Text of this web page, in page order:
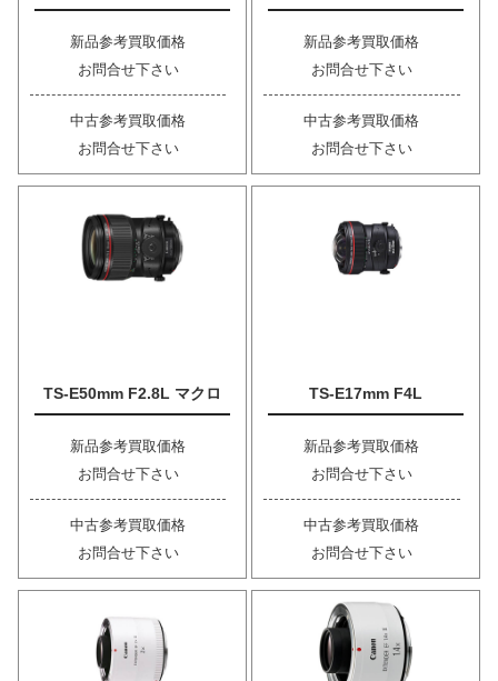
新品参考買取価格
お問合せ下さい
中古参考買取価格
お問合せ下さい
新品参考買取価格
お問合せ下さい
中古参考買取価格
お問合せ下さい
TS-E50mm F2.8L マクロ
新品参考買取価格
お問合せ下さい
中古参考買取価格
お問合せ下さい
TS-E17mm F4L
新品参考買取価格
お問合せ下さい
中古参考買取価格
お問合せ下さい